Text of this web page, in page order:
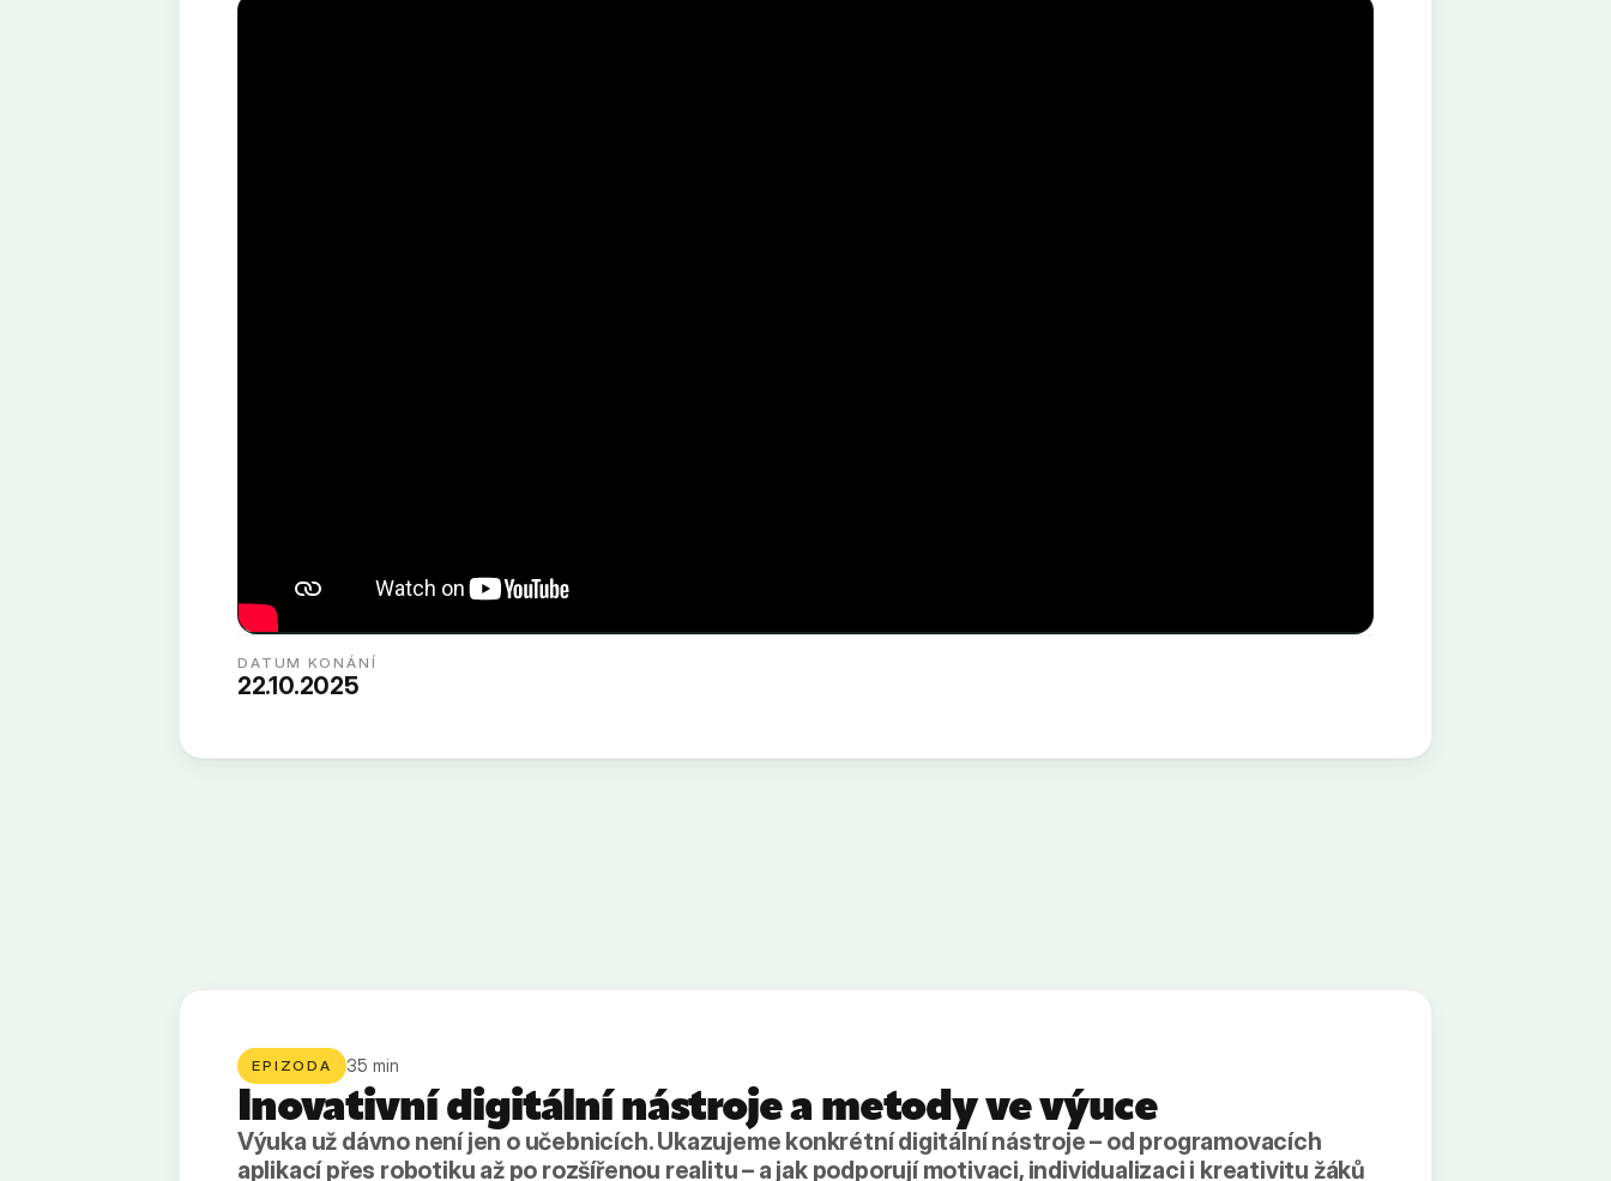
DATUM KONÁNÍ
22.10.2025
EPIZODA 35 min
Inovativní digitální nástroje a metody ve výuce
Výuka už dávno není jen o učebnicích. Ukazujeme konkrétní digitální nástroje – od programovacích
aplikací přes robotiku až po rozšířenou realitu – a jak podporují motivaci, individualizaci i kreativitu žáků